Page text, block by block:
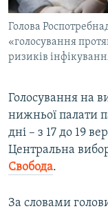
СВІДЧЕННЯ
УКРАЇНСЬКА
ІНФОГРАФІКА
Qırımtatar
ДОЛУЧАЙСЯ!
Усі сайти RFE/
Голова
«голосування
ризиків
Голосування на
нижньої палати
дні – з 17 до 19
Центральна
Свобода.
За словами